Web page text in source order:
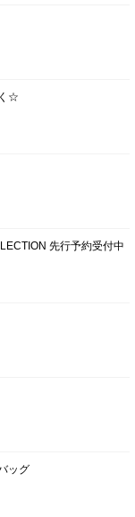
☆
先行予約受付中
ッグ